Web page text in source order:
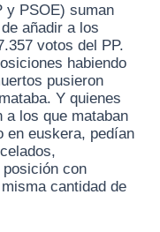
y PSOE) suman
añadir a los
votos del PP.
habiendo
pusieron
Y quienes
a los que mataban
en euskera, pedían
con
cantidad de